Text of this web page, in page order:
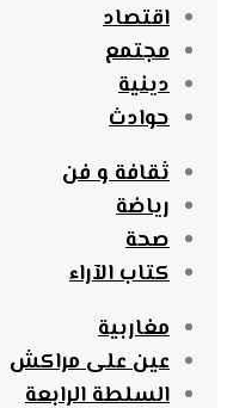
اقتصاد
مجتمع
دينية
حوادث
ثقافة و فن
رياضة
صحة
كتاب الآراء
مغاربية
عين على مراكش
السلطة الرابعة